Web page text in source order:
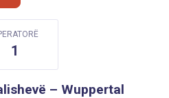
1
– Wuppertal